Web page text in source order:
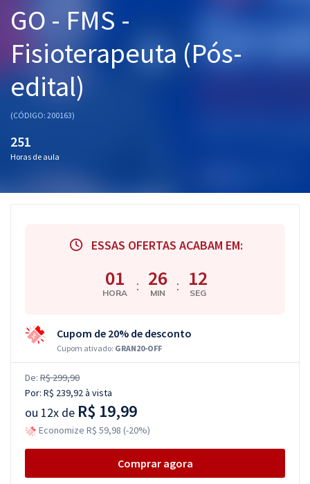
Pós
Graduação
OAB
Questões grátis
GO - FMS -
Fisioterapeuta (Pós-
edital)
(CÓDIGO: 200163)
251
Horas de aula
ESSAS OFERTAS ACABAM EM:
01
HORA : 26
MIN : 11
SEG
Cupom de 20% de desconto
Cupom ativado: GRAN20-OFF
De: R$ 299,90
Por: R$ 239,92à vista
ou 12x de R$ 19,99
Economize R$ 59,98 (-20%)
Comprar agora